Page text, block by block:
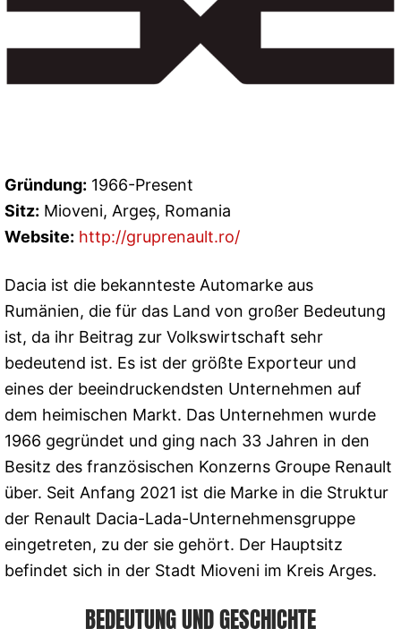
Gründung: 1966-Present
Sitz: Mioveni, Argeș, Romania
Website: http://gruprenault.ro/
Dacia ist die bekannteste Automarke aus
Rumänien, die für das Land von großer Bedeutung
ist, da ihr Beitrag zur Volkswirtschaft sehr
bedeutend ist. Es ist der größte Exporteur und
eines der beeindruckendsten Unternehmen auf
dem heimischen Markt. Das Unternehmen wurde
1966 gegründet und ging nach 33 Jahren in den
Besitz des französischen Konzerns Groupe Renault
über. Seit Anfang 2021 ist die Marke in die Struktur
der Renault Dacia-Lada-Unternehmensgruppe
eingetreten, zu der sie gehört. Der Hauptsitz
befindet sich in der Stadt Mioveni im Kreis Arges.
BEDEUTUNG UND GESCHICHTE